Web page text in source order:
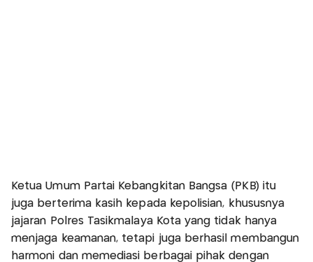
Ketua Umum Partai Kebangkitan Bangsa (PKB) itu
juga berterima kasih kepada kepolisian, khususnya
jajaran Polres Tasikmalaya Kota yang tidak hanya
menjaga keamanan, tetapi juga berhasil membangun
harmoni dan memediasi berbagai pihak dengan